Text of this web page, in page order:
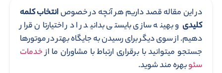
در این مقاله قصد داریم هر آنچه در خصوصانتخاب کلمه
کلیدی و بهینه سازی بایستی بدانید را در اختیارتان قرار
دهیم. از سوی دیگر برای رسیدن به جایگاه بهتر در موتورها
جستجو میتوانید با برقراری ارتباط با مشاوران ما ازخدمات
سئوبهره مند شوید.